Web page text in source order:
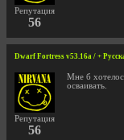
Репутация
56
Dwarf Fortress v53.16a / +
Репутация
56
Мне б
осваивать.